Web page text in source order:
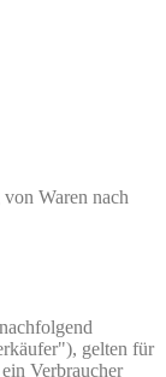
Waren nach
gelten für
Verbraucher